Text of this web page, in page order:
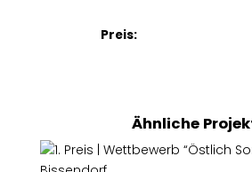
Preis:
Ähnliche